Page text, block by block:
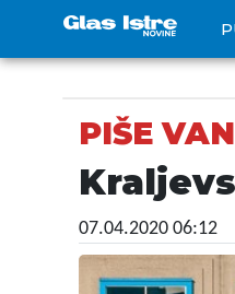
PIŠE
07.04.2020 06:12